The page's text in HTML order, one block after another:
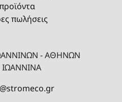
πωλήσεις
- ΑΘΗΝΩΝ
ΙΩΑΝΝΙΝΑ